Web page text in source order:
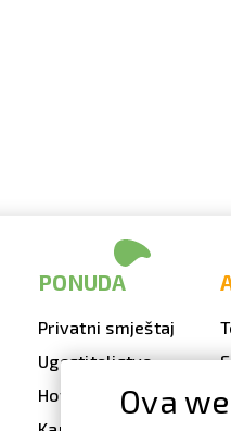
PONUDA
Privatni smještaj
Ugostiteljstvo
Hoteli
Ova